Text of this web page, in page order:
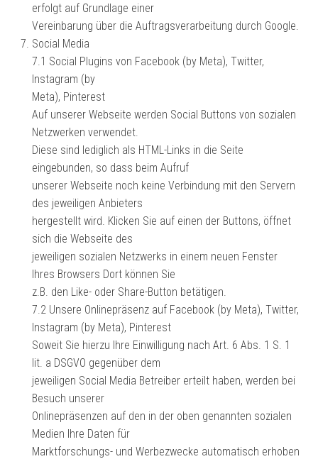
erfolgt auf Grundlage einer
Vereinbarung über die Auftragsverarbeitung durch Google.
Social Media
7.1 Social Plugins von Facebook (by Meta), Twitter,
Instagram (by
Meta), Pinterest
Auf unserer Webseite werden Social Buttons von sozialen
Netzwerken verwendet.
Diese sind lediglich als HTML-Links in die Seite
eingebunden, so dass beim Aufruf
unserer Webseite noch keine Verbindung mit den Servern
des jeweiligen Anbieters
hergestellt wird. Klicken Sie auf einen der Buttons, öffnet
sich die Webseite des
jeweiligen sozialen Netzwerks in einem neuen Fenster
Ihres Browsers Dort können Sie
z.B. den Like- oder Share-Button betätigen.
7.2 Unsere Onlinepräsenz auf Facebook (by Meta), Twitter,
Instagram (by Meta), Pinterest
Soweit Sie hierzu Ihre Einwilligung nach Art. 6 Abs. 1 S. 1
lit. a DSGVO gegenüber dem
jeweiligen Social Media Betreiber erteilt haben, werden bei
Besuch unserer
Onlinepräsenzen auf den in der oben genannten sozialen
Medien Ihre Daten für
Marktforschungs- und Werbezwecke automatisch erhoben